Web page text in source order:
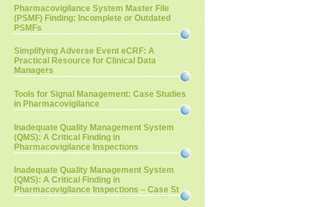
Pharmacovigilance System Master File
(PSMF) Finding: Incomplete or Outdated
PSMFs
Simplifying Adverse Event eCRF: A
Practical Resource for Clinical Data
Managers
Tools for Signal Management: Case Studies
in Pharmacovigilance
Inadequate Quality Management System
(QMS): A Critical Finding in
Pharmacovigilance Inspections
Inadequate Quality Management System
(QMS): A Critical Finding in
Pharmacovigilance Inspections – Case St